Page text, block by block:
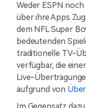
Weder ESPN
über ihre Apps
dem NFL Super
bedeutenden
traditionelle TV-
verfügbar, die
Live-
aufgrund von